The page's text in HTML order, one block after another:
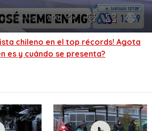
chileno en el top récords! Agota
es y cuándo se presenta?